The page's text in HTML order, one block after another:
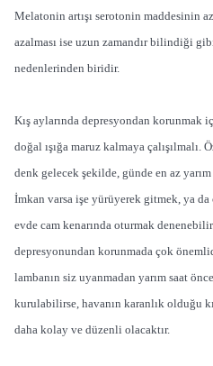
Melatonin artışı serotonin maddesinin
azalması ise uzun zamandır bilindiği
nedenlerinden biridir.
Kış aylarında depresyondan korunmak
doğal ışığa maruz kalmaya
denk gelecek şekilde, günde en az yarım
İmkan varsa işe yürüyerek gitmek, ya
evde cam kenarında oturmak
depresyonundan korunmada çok
lambanın siz uyanmadan yarım saat
kurulabilirse, havanın karanlık olduğu
daha kolay ve düzenli olacaktır.